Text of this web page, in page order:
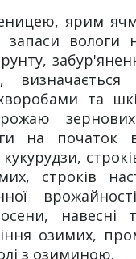
ярим
вологи
визначається
та
на початок
строків
навесні
озимих,
з озиминою.